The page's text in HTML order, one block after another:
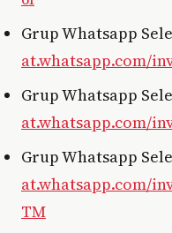
Grup Whatsapp
at.whatsapp.com/
Grup Whatsapp
at.whatsapp.com/
Grup Whatsapp
at.whatsapp.com/
TM